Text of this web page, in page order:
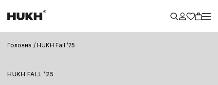
Головна HUKH Fall ’25
HUKH FALL ’25